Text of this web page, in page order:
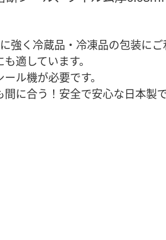
強く冷蔵品・冷凍品の包装に
適しています。
ル機が必要です。
に合う！安全で安心な日本製で